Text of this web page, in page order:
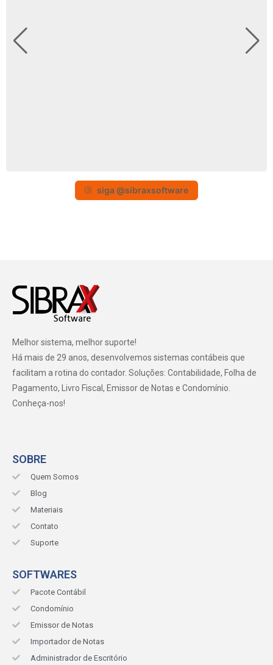
siga @sibraxsoftware
Melhor sistema, melhor suporte!
Há mais de 29 anos, desenvolvemos sistemas contábeis que
facilitam a rotina do contador. Soluções: Contabilidade, Folha de
Pagamento, Livro Fiscal, Emissor de Notas e Condomínio.
Conheça-nos!
SOBRE
Quem Somos
Blog
Materiais
Contato
Suporte
SOFTWARES
Pacote Contábil
Condomínio
Emissor de Notas
Importador de Notas
Administrador de Escritório